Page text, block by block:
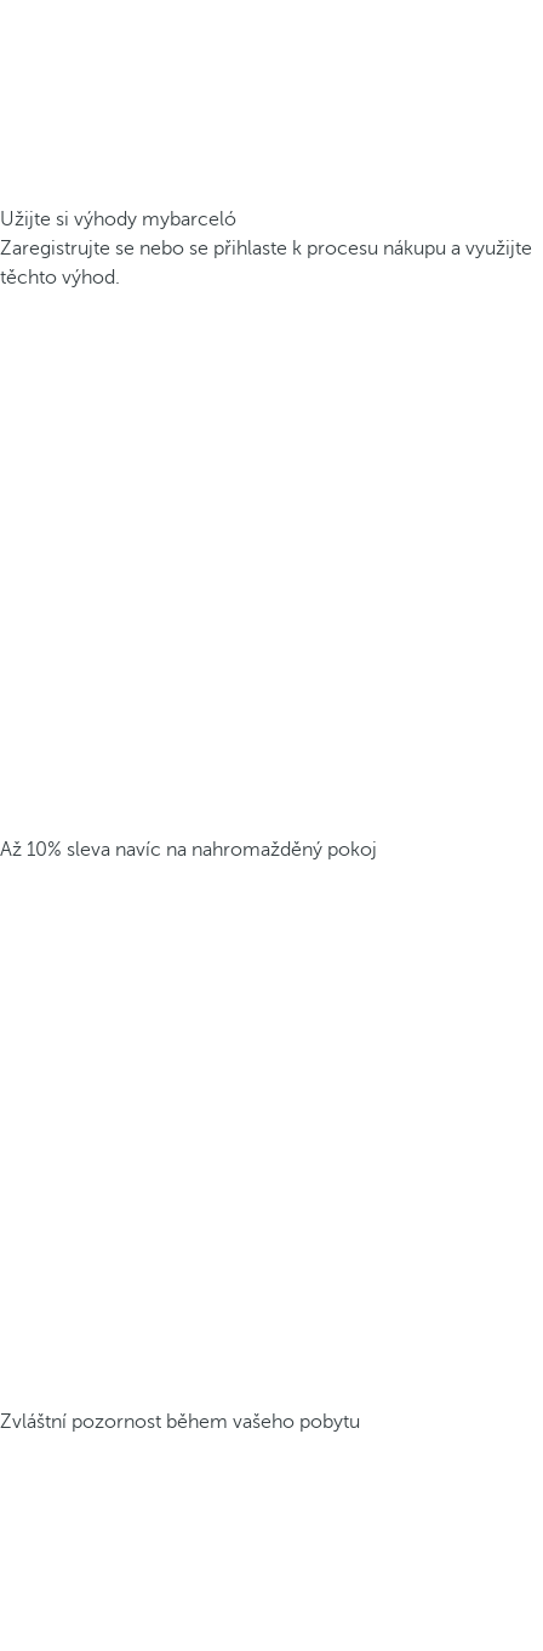
Užijte si výhody mybarceló
Zaregistrujte se nebo se přihlaste k procesu nákupu a využijte
těchto výhod.
Až 10% sleva navíc na nahromažděný pokoj
Zvláštní pozornost během vašeho pobytu